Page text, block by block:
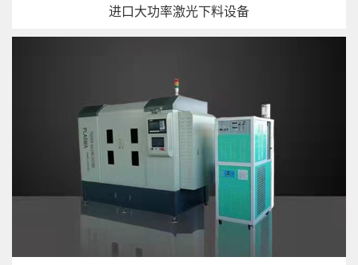
进口大功率激光下料设备